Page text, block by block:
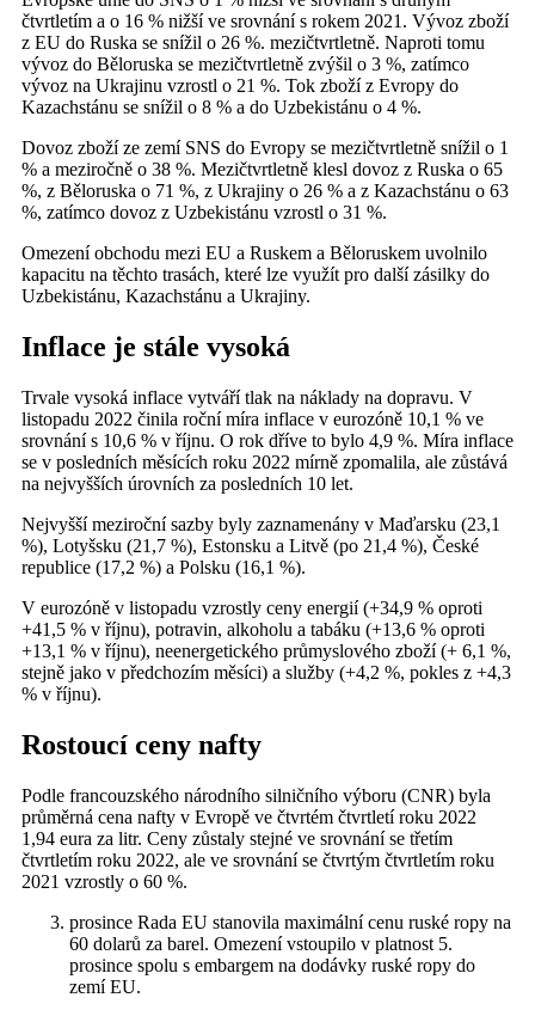
čtvrtletím a o 16 % nižší ve srovnání s rokem 2021. Vývoz zboží
z EU do Ruska se snížil o 26 %. mezičtvrtletně. Naproti tomu
vývoz do Běloruska se mezičtvrtletně zvýšil o 3 %, zatímco
vývoz na Ukrajinu vzrostl o 21 %. Tok zboží z Evropy do
Kazachstánu se snížil o 8 % a do Uzbekistánu o 4 %.
Dovoz zboží ze zemí SNS do Evropy se mezičtvrtletně snížil o 1
% a meziročně o 38 %. Mezičtvrtletně klesl dovoz z Ruska o 65
%, z Běloruska o 71 %, z Ukrajiny o 26 % a z Kazachstánu o 63
%, zatímco dovoz z Uzbekistánu vzrostl o 31 %.
Omezení obchodu mezi EU a Ruskem a Běloruskem uvolnilo
kapacitu na těchto trasách, které lze využít pro další zásilky do
Uzbekistánu, Kazachstánu a Ukrajiny.
Inflace je stále vysoká
Trvale vysoká inflace vytváří tlak na náklady na dopravu. V
listopadu 2022 činila roční míra inflace v eurozóně 10,1 % ve
srovnání s 10,6 % v říjnu. O rok dříve to bylo 4,9 %. Míra inflace
se v posledních měsících roku 2022 mírně zpomalila, ale zůstává
na nejvyšších úrovních za posledních 10 let.
Nejvyšší meziroční sazby byly zaznamenány v Maďarsku (23,1
%), Lotyšsku (21,7 %), Estonsku a Litvě (po 21,4 %), České
republice (17,2 %) a Polsku (16,1 %).
V eurozóně v listopadu vzrostly ceny energií (+34,9 % oproti
+41,5 % v říjnu), potravin, alkoholu a tabáku (+13,6 % oproti
+13,1 % v říjnu), neenergetického průmyslového zboží (+ 6,1 %,
stejně jako v předchozím měsíci) a služby (+4,2 %, pokles z +4,3
% v říjnu).
Rostoucí ceny nafty
Podle francouzského národního silničního výboru (CNR) byla
průměrná cena nafty v Evropě ve čtvrtém čtvrtletí roku 2022
1,94 eura za litr. Ceny zůstaly stejné ve srovnání se třetím
čtvrtletím roku 2022, ale ve srovnání se čtvrtým čtvrtletím roku
2021 vzrostly o 60 %.
prosince Rada EU stanovila maximální cenu ruské ropy na
60 dolarů za barel. Omezení vstoupilo v platnost 5.
prosince spolu s embargem na dodávky ruské ropy do
zemí EU.